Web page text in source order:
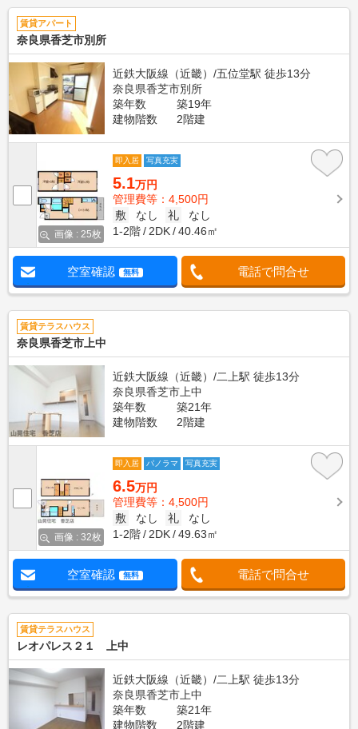
賃貸アパート
奈良県香芝市別所
近鉄大阪線（近畿）/五位堂駅 徒歩13分
奈良県香芝市別所
築年数
築19年
建物階数
2階建
画像 : 25枚
即入居 写真充実
5.1万円
管理費等：4,500円
敷
なし 礼
なし
1-2階
2DK 40.46㎡
空室確認 無料 電話で問合せ
賃貸テラスハウス
奈良県香芝市上中
近鉄大阪線（近畿）/二上駅 徒歩13分
奈良県香芝市上中
築年数
築21年
建物階数
2階建
画像 : 32枚
即入居 パノラマ 写真充実
6.5万円
管理費等：4,500円
敷
なし 礼
なし
1-2階
2DK 49.63㎡
空室確認 無料 電話で問合せ
賃貸テラスハウス
レオパレス２１ 上中
近鉄大阪線（近畿）/二上駅 徒歩13分
奈良県香芝市上中
築年数
築21年
建物階数
2階建